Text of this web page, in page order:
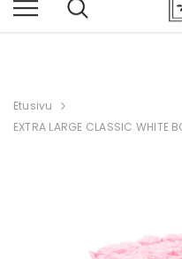
KOKO
Etusivu
EXTRA LARGE CLASSIC WHITE